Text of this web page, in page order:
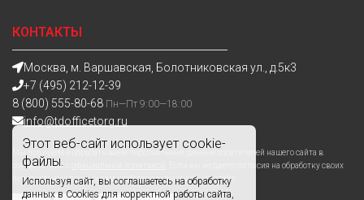
Этот веб-сайт использует cookie-
файлы.
Используя сайт, вы соглашаетесь на обработку
данных в Cookies для корректной работы сайта,
КОНТАКТЫ
Москва, м. Варшавская, Болотниковская ул., д.5к3
+7 (495) 212-12-39
8 (800) 555-80-68 Пн—Пт 9:00—18:00
info@tdofficetorg.ru
Мы получаем и обрабатываем персональные данные посетителей нашего сайта в
соответствии с
. Если вы не даете согласия на обработку своих
персональных данных,вам необходимо покинуть наш сайт.